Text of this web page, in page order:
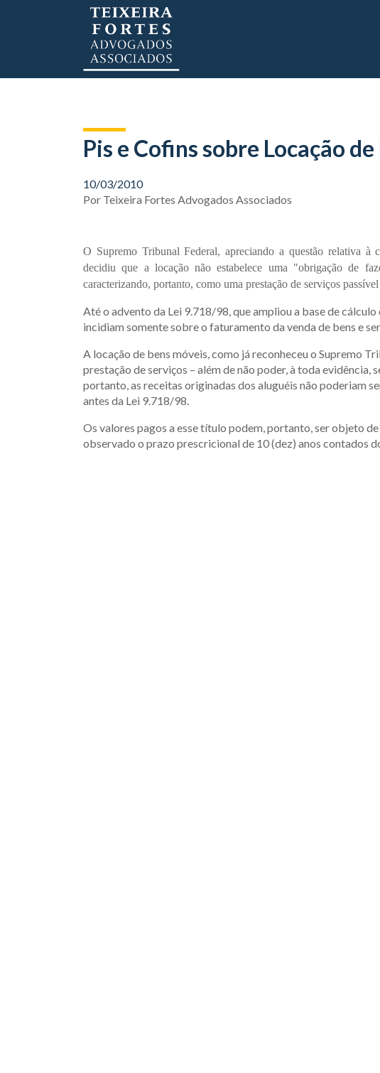
Pis e Cofins sobre Locação
10/03/2010
Por Teixeira Fortes Advogados Associados
O Supremo Tribunal Federal, apreciando a questão relativa à
decidiu que a locação não estabelece uma "obrigação de
caracterizando, portanto, como uma prestação de serviços
Até o advento da Lei 9.718/98, que ampliou a base de
incidiam somente sobre o faturamento da venda de bens e
A locação de bens móveis, como já reconheceu o Supremo
prestação de serviços – além de não poder, à toda evidência,
portanto, as receitas originadas dos aluguéis não poderiam
antes da Lei 9.718/98.
Os valores pagos a esse título podem, portanto, ser objeto
observado o prazo prescricional de 10 (dez) anos contados